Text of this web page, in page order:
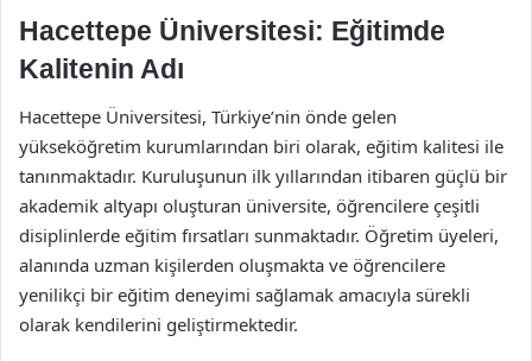
Hacettepe Üniversitesi: Eğitimde
Kalitenin Adı
Hacettepe Üniversitesi, Türkiye’nin önde gelen
yükseköğretim kurumlarından biri olarak, eğitim kalitesi ile
tanınmaktadır. Kuruluşunun ilk yıllarından itibaren güçlü bir
akademik altyapı oluşturan üniversite, öğrencilere çeşitli
disiplinlerde eğitim fırsatları sunmaktadır. Öğretim üyeleri,
alanında uzman kişilerden oluşmakta ve öğrencilere
yenilikçi bir eğitim deneyimi sağlamak amacıyla sürekli
olarak kendilerini geliştirmektedir.